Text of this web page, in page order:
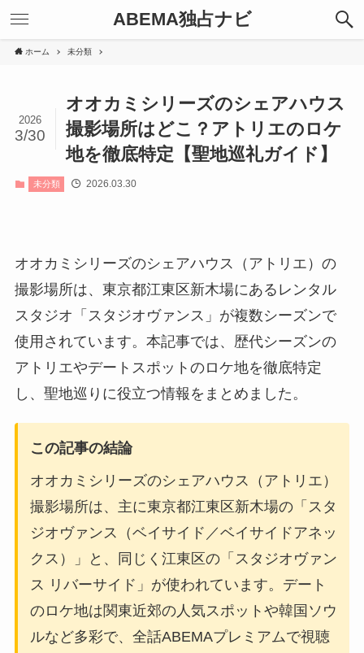
ABEMA独占ナビ
ホーム 未分類
オオカミシリーズのシェアハウス
撮影場所はどこ？アトリエのロケ
地を徹底特定【聖地巡礼ガイド】
2026
3/30
未分類 2026.03.30
オオカミシリーズのシェアハウス（アトリエ）の
撮影場所は、東京都江東区新木場にあるレンタル
スタジオ「スタジオヴァンス」が複数シーズンで
使用されています。本記事では、歴代シーズンの
アトリエやデートスポットのロケ地を徹底特定
し、聖地巡りに役立つ情報をまとめました。
この記事の結論
オオカミシリーズのシェアハウス（アトリエ）
撮影場所は、主に東京都江東区新木場の「スタ
ジオヴァンス（ベイサイド／ベイサイドアネッ
クス）」と、同じく江東区の「スタジオヴァン
ス リバーサイド」が使われています。デート
のロケ地は関東近郊の人気スポットや韓国ソウ
ルなど多彩で、全話ABEMAプレミアムで視聴